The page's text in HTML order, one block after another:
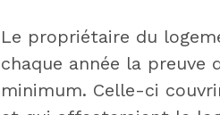
Le propriétaire du
chaque année la preuve
minimum. Celle-ci